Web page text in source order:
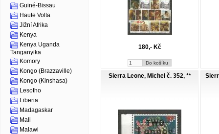
Guiné-Bissau
Haute Volta
Jižní Afrika
Kenya
Kenya Uganda
Tanganyika
Komory
Kongo (Brazzaville)
Kongo (Kinshasa)
Lesotho
Liberia
Madagaskar
Mali
Malawi
180,- Kč
Sierra Leone, Michel č. 352, **